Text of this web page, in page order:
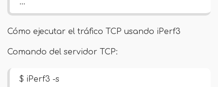
…
Cómo ejecutar el tráfico TCP usando iPerf3
Comando del servidor TCP:
$ iPerf3 -s